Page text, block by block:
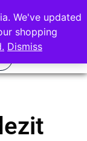
We've updated
shopping
Dismiss